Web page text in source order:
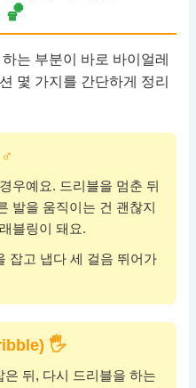
🏀
는 부분이 바로 바이얼레
몇 가지를 간단하게 정리
우예요. 드리블을 멈춘 뒤
발을 움직이는 건 괜찮지
블링이 돼요.
잡고 냅다 세 걸음 뛰어가
🖐
뒤, 다시 드리블을 하는